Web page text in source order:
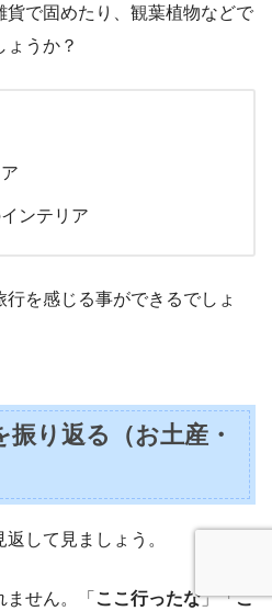
で固めたり、観葉植物などで
ょうか？
ンテリア
を感じる事ができるでしょ
り返る（お土産・
して見ましょう。
せん。「 ここ行ったな」「こ